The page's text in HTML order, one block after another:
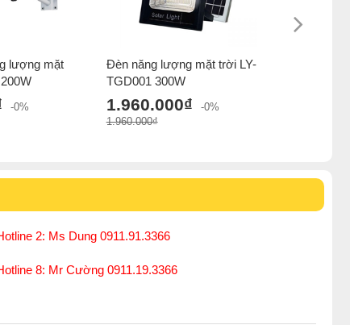
lượng mặt
-0%
Đèn năng lượng mặt trời LY-
TGD001 300W
1.960.000₫
-0%
1.960.000₫
2: Ms Dung 0911.91.3366
8: Mr Cường 0911.19.3366